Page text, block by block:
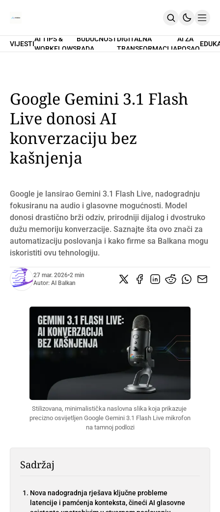
Home
PRETPLATI SE
VIJESTI
AI TIPS &
WORKFLOWS
BUDUĆNOST
RADA
DIGITALNA
TRANSFORMACIJA
AI ZA
POSAO
Google Gemini 3.1 Flash
Live donosi AI
konverzaciju bez
kašnjenja
Google je lansirao Gemini 3.1 Flash Live, nadogradnju
fokusiranu na audio i glasovne mogućnosti. Model
donosi drastično brži odziv, prirodniji dijalog i dvostruko
dužu memoriju konverzacije. Saznajte šta ovo znači za
automatizaciju poslovanja i kako firme sa Balkana mogu
iskoristiti ovu tehnologiju.
27 mar. 2026•2 min
Autor: AI Balkan
Stilizovana, minimalistička naslovna slika koja prikazuje
precizno osvijetljen Google Gemini 3.1 Flash Live mikrofon
na tamnoj podlozi
Sadržaj
Nova nadogradnja rješava ključne probleme
latencije i pamćenja konteksta, čineći AI glasovne